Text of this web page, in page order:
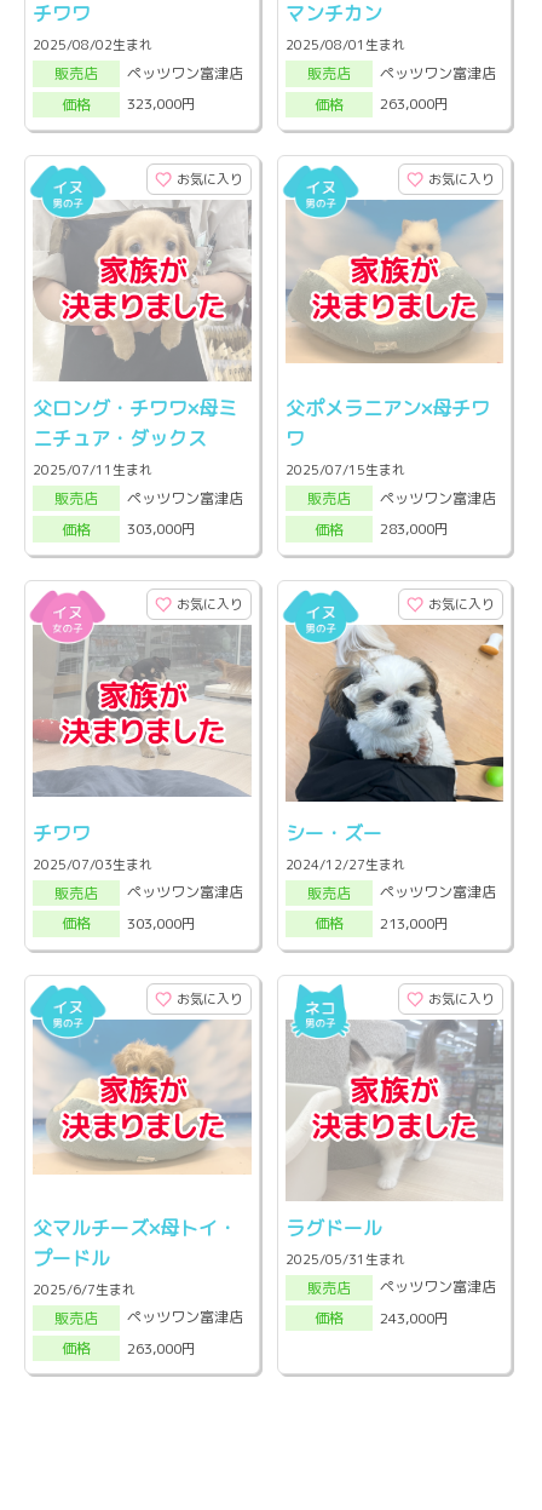
チワワ
2025/08/02生まれ
販売店
ペッツワン富津店
価格
323,000円
マンチカン
2025/08/01生まれ
販売店
ペッツワン富津店
価格
263,000円
お気に入り
父ロング・チワワ×母ミ
ニチュア・ダックス
2025/07/11生まれ
販売店
ペッツワン富津店
価格
303,000円
お気に入り
父ポメラニアン×母チワ
ワ
2025/07/15生まれ
販売店
ペッツワン富津店
価格
283,000円
お気に入り
チワワ
2025/07/03生まれ
販売店
ペッツワン富津店
価格
303,000円
お気に入り
シー・ズー
2024/12/27生まれ
販売店
ペッツワン富津店
価格
213,000円
お気に入り
父マルチーズ×母トイ・
プードル
2025/6/7生まれ
販売店
ペッツワン富津店
価格
263,000円
お気に入り
ラグドール
2025/05/31生まれ
販売店
ペッツワン富津店
価格
243,000円